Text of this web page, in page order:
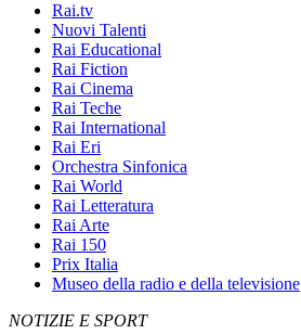
Rai.tv
Nuovi Talenti
Rai Educational
Rai Fiction
Rai Cinema
Rai Teche
Rai International
Rai Eri
Orchestra Sinfonica
Rai World
Rai Letteratura
Rai Arte
Rai 150
Prix Italia
Museo della radio e della televisione
NOTIZIE E SPORT